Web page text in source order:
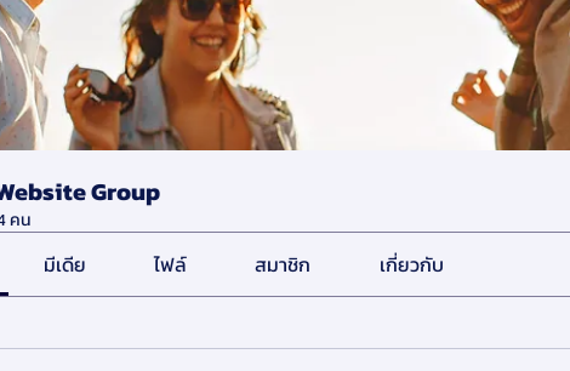
Group
คน
มีเดีย ไฟล์ สมาชิก เกี่ยวกับ